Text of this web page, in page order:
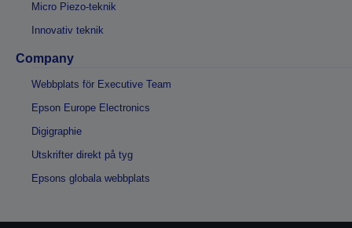
Micro Piezo-teknik
Innovativ teknik
Company
Webbplats för Executive Team
Epson Europe Electronics
Digigraphie
Utskrifter direkt på tyg
Epsons globala webbplats